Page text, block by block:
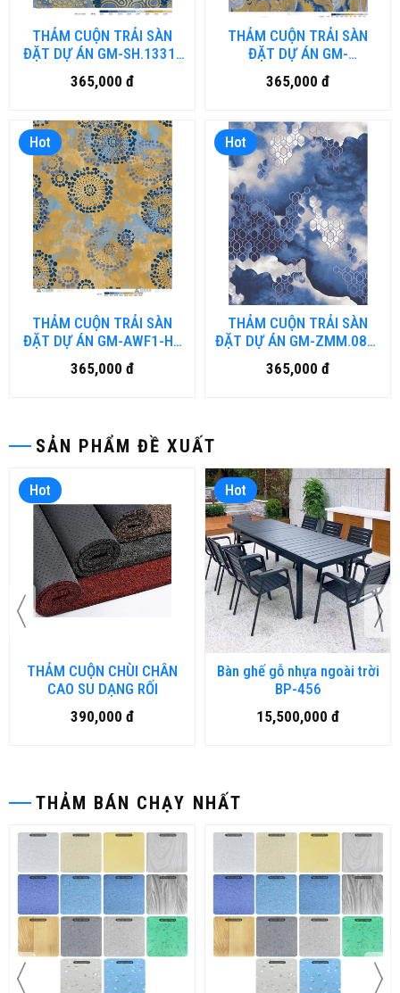
SẢN PHẨM ĐỀ XUẤT
Hot
THẢM CUỘN CHÙI CHÂN
CAO SU DẠNG RỐI
390,000 đ
Hot
Bàn ghế gỗ nhựa ngoài trời
BP-456
15,500,000 đ
THẢM BÁN CHẠY NHẤT
THẢM CUỘN TRẢI SÀN
ĐẶT DỰ ÁN GM-SH.1331-
HN (đặt hàng từ 40-50
ngày)
365,000 đ
THẢM CUỘN TRẢI SÀN
ĐẶT DỰ ÁN GM-
SH.1320.B7-HN (đặt hàng
từ 40-50 ngày)
365,000 đ
Hot
THẢM CUỘN TRẢI SÀN
ĐẶT DỰ ÁN GM-AWF1-HN
(đặt hàng từ 40-50 ngày)
365,000 đ
Hot
THẢM CUỘN TRẢI SÀN
ĐẶT DỰ ÁN GM-ZMM.082-
HN (đặt hàng từ 40-50
ngày)
365,000 đ